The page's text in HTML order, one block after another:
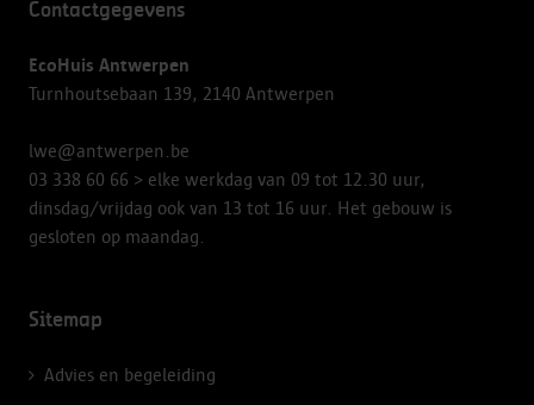
Contactgegevens
EcoHuis Antwerpen
Turnhoutsebaan 139, 2140 Antwerpen
lwe@antwerpen.be
03 338 60 66 > elke werkdag van 09 tot 12.30 uur,
dinsdag/vrijdag ook van 13 tot 16 uur. Het gebouw is
gesloten op maandag.
Sitemap
Advies en begeleiding